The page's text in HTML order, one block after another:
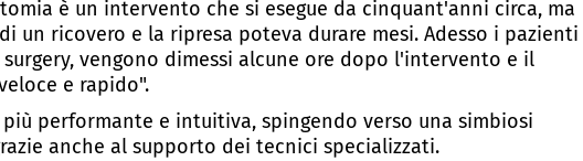
è un intervento che si esegue da cinquant'anni circa, ma
un ricovero e la ripresa poteva durare mesi. Adesso i pazienti
vengono dimessi alcune ore dopo l'intervento e il
e rapido".
performante e intuitiva, spingendo verso una simbiosi
anche al supporto dei tecnici specializzati.